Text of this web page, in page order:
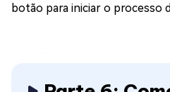
botão para iniciar o processo